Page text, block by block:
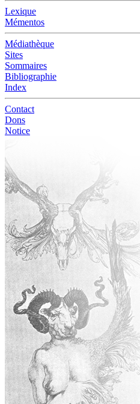
Lexique
Mémentos
Médiathèque
Sites
Sommaires
Bibliographie
Index
Contact
Dons
Notice